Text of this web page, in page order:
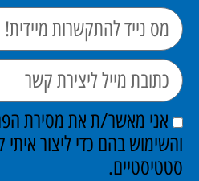
אני מאשר/ת את מסירת
והשימוש בהם כדי ליצור איתי
סטטיסטיים.